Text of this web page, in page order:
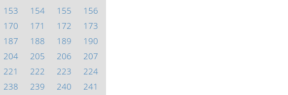
153 154 155
156
170 171 172
173
187 188 189
190
204 205 206
207
221 222 223
224
238 239 240 241